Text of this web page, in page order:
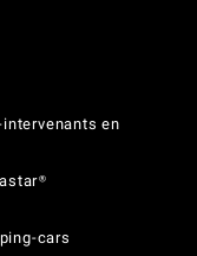
en
cars